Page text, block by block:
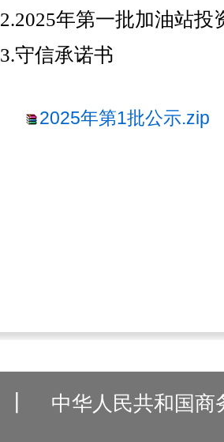
2.2025年第一批加油站投
3.守信承诺书
2025年第1批公示.zip
中华人民共和国商